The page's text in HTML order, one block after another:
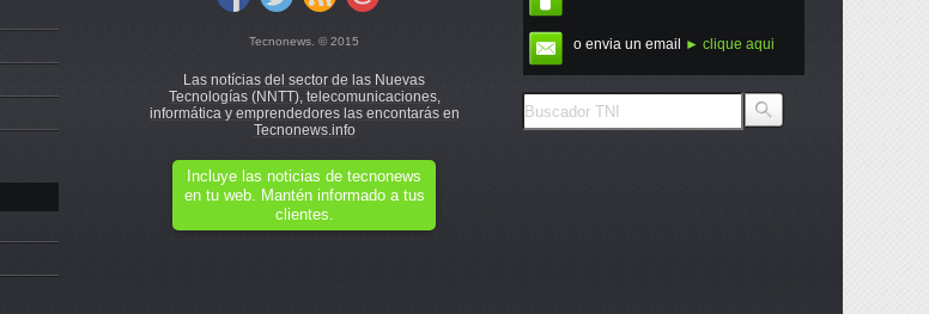
Tecnonews. © 2015
Las notícias del sector de las Nuevas
Tecnologías (NNTT), telecomunicaciones,
informática y emprendedores las encontarás en
Tecnonews.info
Incluye las noticias de tecnonews
en tu web. Mantén informado a tus
clientes.
o envia un email ► clique aqui